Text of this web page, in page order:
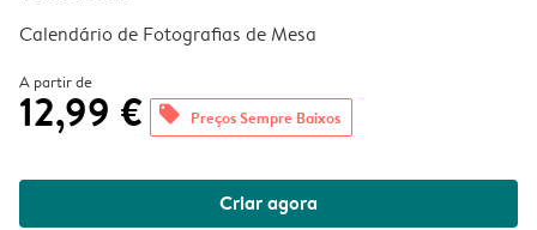
Calendário de Fotografias de Mesa
A partir de
12,99 € offers Preços Sempre Baixos
Criar agora